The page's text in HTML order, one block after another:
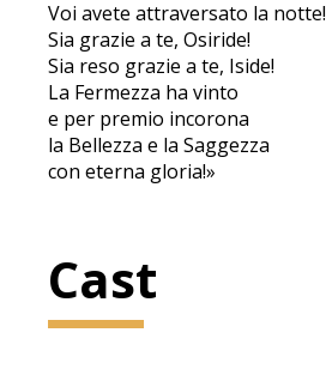
Voi avete attraversato la notte!
Sia grazie a te, Osiride!
Sia reso grazie a te, Iside!
La Fermezza ha vinto
e per premio incorona
la Bellezza e la Saggezza
con eterna gloria!»
Cast